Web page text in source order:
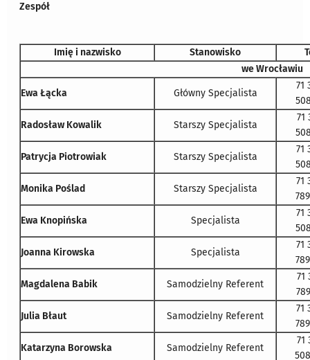
Zespół
Imię i nazwisko Stanowisko
we Wrocławiu
Ewa Łącka Główny Specjalista
71
Radosław Kowalik Starszy Specjalista
71
Patrycja Piotrowiak Starszy Specjalista
71
Monika Poślad Starszy Specjalista
71
Ewa Knopińska Specjalista
71
Joanna Kirowska Specjalista
71
Magdalena Babik Samodzielny Referent
71
Julia Błaut Samodzielny Referent
71
Katarzyna Borowska Samodzielny Referent
71